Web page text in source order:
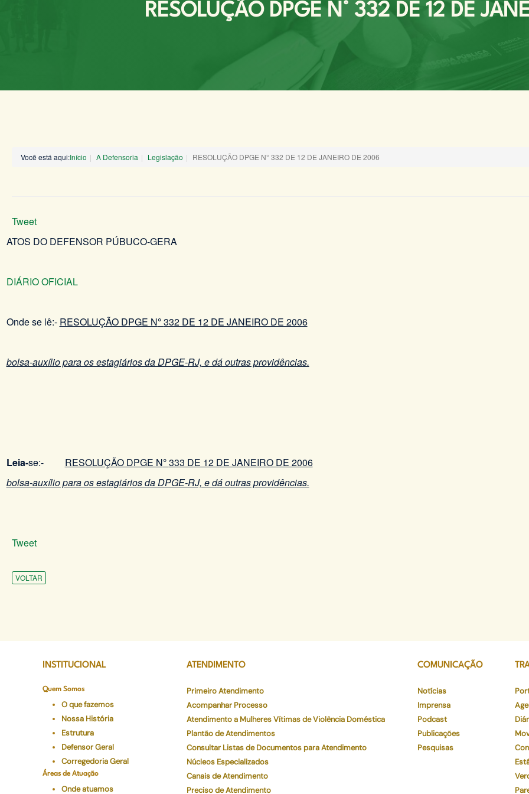
RESOLUÇÃO DPGE N° 332 DE 12 DE
Você está aqui:Início A Defensoria Legislação RESOLUÇÃO DPGE N° 332 DE 12 DE JANEIRO DE 2006
Tweet
ATOS DO DEFENSOR PÚBUCO-GERA
DIÁRIO OFICIAL
Onde se lê:- RESOLUÇÃO DPGE N°332 DE 12 DE JANEIRO DE 2006
bolsa-auxílio para os estagiários da DPGE-RJ, e dá outras providências.
Leia-se:- RESOLUÇÃO DPGE N°333 DE 12 DE JANEIRO DE 2006
bolsa-auxílio para os estagiários da DPGE-RJ, e dá outras providências.
Tweet
VOLTAR
INSTITUCIONAL
Quem Somos
O que fazemos
Nossa História
Estrutura
Defensor Geral
Corregedoria Geral
Áreas de Atuação
Onde atuamos
ATENDIMENTO
Primeiro Atendimento
Acompanhar Processo
Atendimento a Mulheres Vítimas de Violência Doméstica
Plantão de Atendimentos
Consultar Listas de Documentos para Atendimento
Núcleos Especializados
Canais de Atendimento
Preciso de Atendimento
COMUNICAÇÃO
Notícias
Imprensa
Podcast
Publicações
Pesquisas